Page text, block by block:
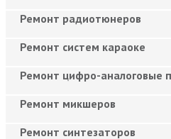
Ремонт радиотюнеров
Ремонт систем караоке
Ремонт цифро-аналоговые
Ремонт микшеров
Ремонт синтезаторов